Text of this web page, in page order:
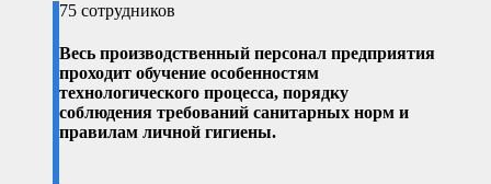
75 сотрудников
Весь производственный персонал предприятия
проходит обучение особенностям
технологического процесса, порядку
соблюдения требований санитарных норм и
правилам личной гигиены.